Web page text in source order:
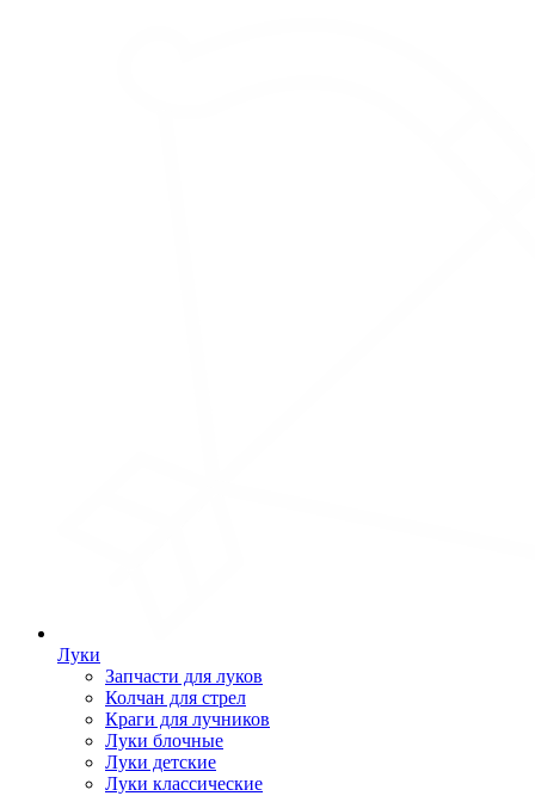
Луки
Запчасти для луков
Колчан для стрел
Краги для лучников
Луки блочные
Луки детские
Луки классические